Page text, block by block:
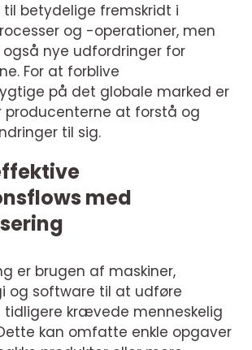
betydelige fremskridt i
og -operationer, men
nye udfordringer for
For at forblive
på det globale marked er
at forstå og
til sig.
med
er brugen af maskiner,
og software til at udføre
tidligere krævede menneskelig
kan omfatte enkle opgaver